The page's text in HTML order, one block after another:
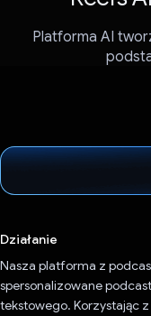
Platforma AI
Działanie
Nasza platforma z
spersonalizowane
tekstowego. Korzystając